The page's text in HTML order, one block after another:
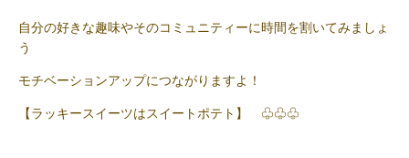
自分の好きな趣味やそのコミュニティーに時間を割いてみましょ
う
モチベーションアップにつながりますよ！
【ラッキースイーツはスイートポテト】 ♧♧♧